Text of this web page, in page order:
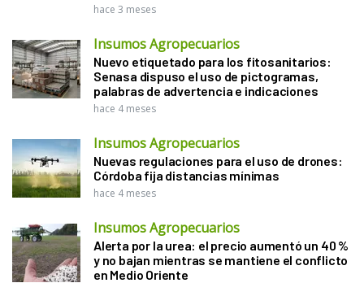
hace 3 meses
Insumos Agropecuarios
Nuevo etiquetado para los fitosanitarios:
Senasa dispuso el uso de pictogramas,
palabras de advertencia e indicaciones
hace 4 meses
Insumos Agropecuarios
Nuevas regulaciones para el uso de drones:
Córdoba fija distancias mínimas
hace 4 meses
Insumos Agropecuarios
Alerta por la urea: el precio aumentó un 40 %
y no bajan mientras se mantiene el conflicto
en Medio Oriente